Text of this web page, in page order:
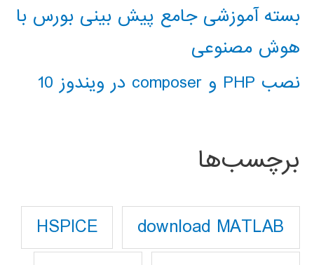
بسته آموزشی جامع پیش بینی بورس با
هوش مصنوعی
نصب PHP و composer در ویندوز 10
برچسب‌ها
download MATLAB
HSPICE